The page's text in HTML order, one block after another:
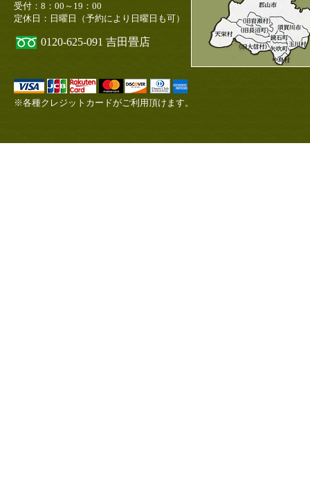
受付：8：00～19：00
定休日：日曜日（予約により日曜日も可）
0120-625-091 吉田畳店
※各種クレジットカードがご利用頂けます。